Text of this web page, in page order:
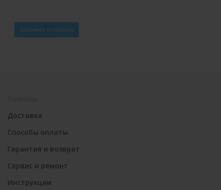
Добавить в корзину
Доставка
Способы оплаты
Гарантия и возврат
Сервис и ремонт
Инструкции